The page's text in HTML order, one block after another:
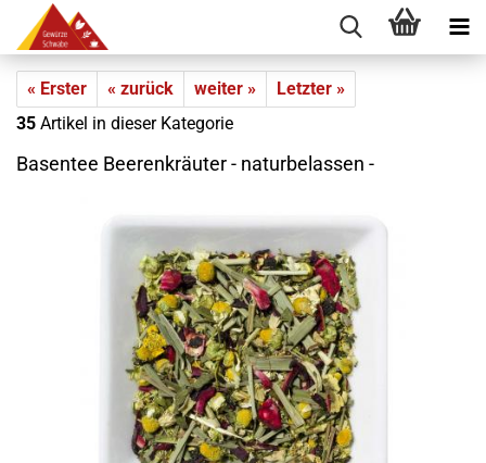
« Erster « zurück weiter »
Letzter »
35 Artikel in dieser Kategorie
Basentee Beerenkräuter - naturbelassen -